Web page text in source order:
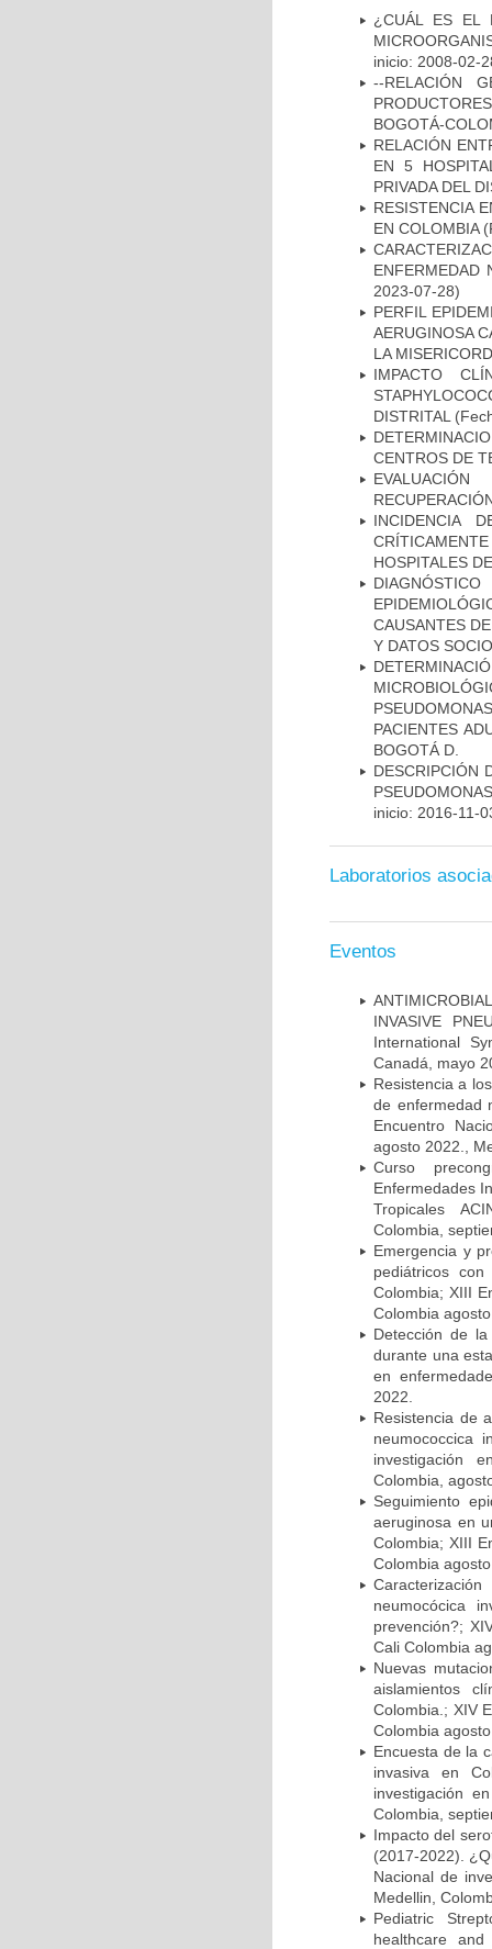
¿CUÁL ES EL
inicio: 2008-02-
--RELACIÓN
BOGOTÁ-
RELACIÓN
EN 5
PRIVADA DEL
RESISTENCIA
EN COLOMBIA
ENFERMEDAD
2023-07-28)
PERFIL
AERUGINOSA
LA
IMPACTO
DISTRITAL
CENTROS DE
INCIDENCIA
HOSPITALES
CAUSANTES
Y DATOS
PACIENTES
BOGOTÁ D.
DESCRIPCIÓN
inicio: 2016-11-
Laboratorios
Eventos
INVASIVE
International
Canadá, mayo
Resistencia a
de enfermedad
Encuentro
agosto 2022.,
Curso
Enfermedades
Tropicales
Colombia,
Emergencia y
pediátricos
Colombia; XIII
Colombia
Detección de
durante una
en
2022.
Resistencia de
neumococcica
investigación
Colombia,
Seguimiento
aeruginosa en
Colombia; XIII
Colombia
neumocócica
prevención?;
Cali Colombia
Nuevas
aislamientos
Colombia.; XIV
Colombia
Encuesta de la
invasiva en
investigación
Colombia,
Impacto del
(2017-2022).
Nacional de
Medellin,
Pediatric
healthcare and